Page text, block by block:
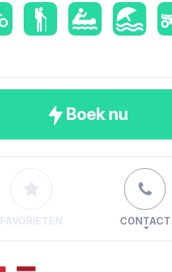
Boek nu
FAVORIETEN CONTACT